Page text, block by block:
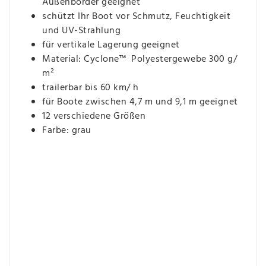
schützt Ihr Boot vor Schmutz, Feuchtigkeit
und UV-Strahlung
für vertikale Lagerung geeignet
Material: Cyclone™ Polyestergewebe 300 g/
m²
trailerbar bis 60 km/ h
für Boote zwischen 4,7 m und 9,1 m geeignet
12 verschiedene Größen
Farbe: grau